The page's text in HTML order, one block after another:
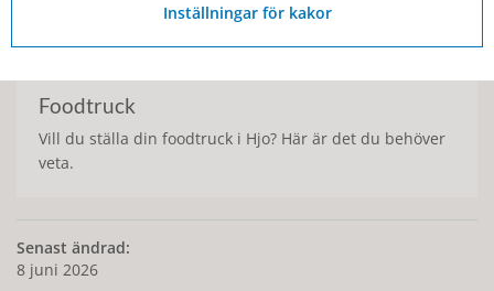
Foodtruck
Vill du ställa din foodtruck i Hjo? Här är det du behöver
veta.
Senast ändrad:
8 juni 2026
Inställningar för kakor